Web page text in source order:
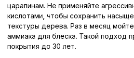
царапинам. Не применяйте
кислотами, чтобы сохранить
текстуры дерева. Раз в месяц
аммиака для блеска. Такой подход
покрытия до 30 лет.